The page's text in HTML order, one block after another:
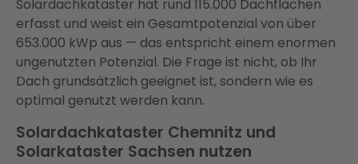
Solardachkataster hat rund 115.000 Dachflächen
erfasst und weist ein Gesamtpotenzial von über
653.000 kWp aus — das entspricht einem enormen
ungenutzten Potenzial. Die Frage ist nicht, ob Ihr
Dach grundsätzlich geeignet ist, sondern wie es
optimal genutzt werden kann.
Solardachkataster Chemnitz und
Solarkataster Sachsen nutzen